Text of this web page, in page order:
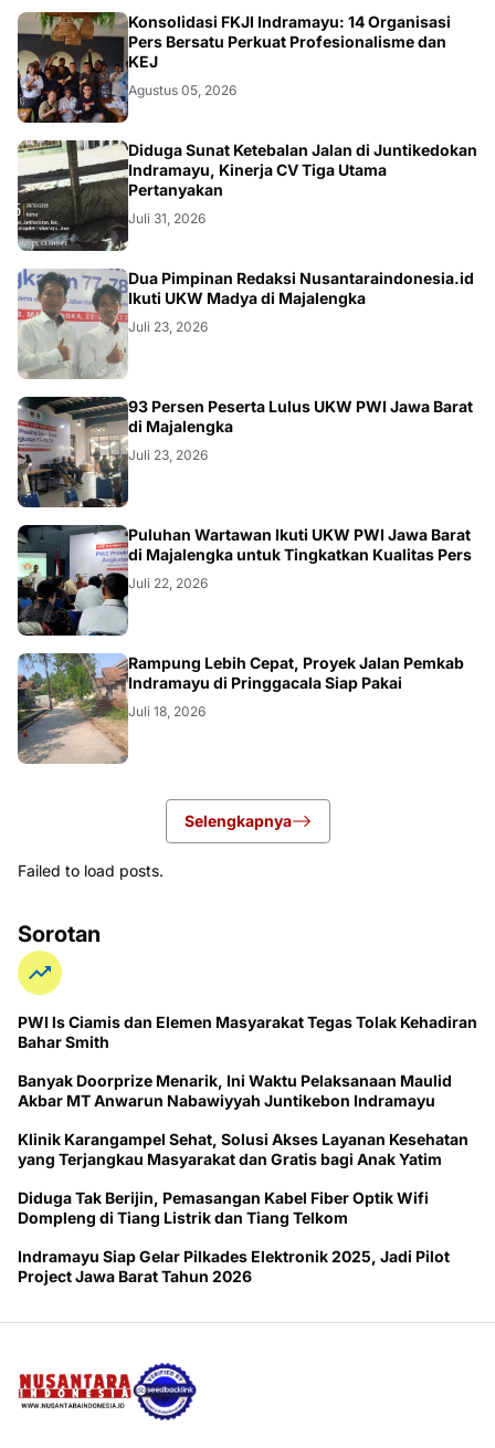
Konsolidasi FKJI Indramayu: 14 Organisasi
Pers Bersatu Perkuat Profesionalisme dan
KEJ
Agustus 05, 2026
KRIMINAL
Diduga Sunat Ketebalan Jalan di Juntikedokan
Indramayu, Kinerja CV Tiga Utama
Pertanyakan
Juli 31, 2026
Dua Pimpinan Redaksi Nusantaraindonesia.id
Ikuti UKW Madya di Majalengka
Juli 23, 2026
93 Persen Peserta Lulus UKW PWI Jawa Barat
di Majalengka
Juli 23, 2026
Puluhan Wartawan Ikuti UKW PWI Jawa Barat
di Majalengka untuk Tingkatkan Kualitas Pers
Juli 22, 2026
LOKAL
Rampung Lebih Cepat, Proyek Jalan Pemkab
Indramayu di Pringgacala Siap Pakai
Juli 18, 2026
Selengkapnya
Failed to load posts.
Sorotan
PWI ls Ciamis dan Elemen Masyarakat Tegas Tolak Kehadiran
Bahar Smith
Banyak Doorprize Menarik, Ini Waktu Pelaksanaan Maulid
Akbar MT Anwarun Nabawiyyah Juntikebon Indramayu
Klinik Karangampel Sehat, Solusi Akses Layanan Kesehatan
yang Terjangkau Masyarakat dan Gratis bagi Anak Yatim
Diduga Tak Berijin, Pemasangan Kabel Fiber Optik Wifi
Dompleng di Tiang Listrik dan Tiang Telkom
Indramayu Siap Gelar Pilkades Elektronik 2025, Jadi Pilot
Project Jawa Barat Tahun 2026